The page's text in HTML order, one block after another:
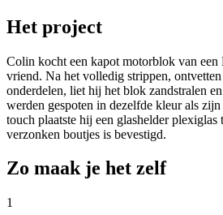
Het project
Colin kocht een kapot motorblok van een
vriend. Na het volledig strippen,
onderdelen, liet hij het blok zandstralen
werden gespoten in dezelfde kleur als
touch plaatste hij een glashelder plexiglas
verzonken boutjes is bevestigd.
Zo maak je het zelf
1